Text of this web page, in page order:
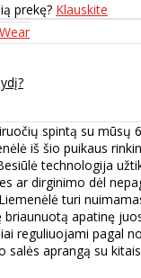
prekę? Klauskite
spintą su mūsų
iš šio puikaus
technologija
ar dirginimo dėl
turi
apatinę
reguliuojami pagal
salės aprangą su